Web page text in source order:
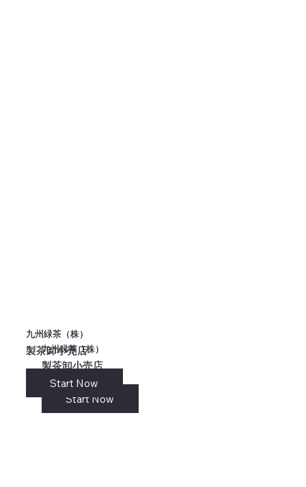
九州緑茶（株）
製茶卸小売店
リンク
九州緑茶（株）
製茶卸小売店
Start Now
九州緑茶（株）
製茶卸小売店
Start Now
九州緑茶（株）
製茶卸小売店
Start Now